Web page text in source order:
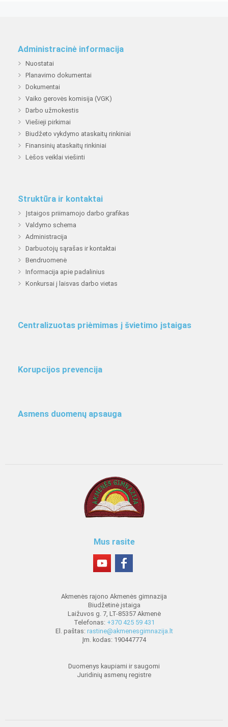
Administracinė informacija
Nuostatai
Planavimo dokumentai
Dokumentai
Vaiko gerovės komisija (VGK)
Darbo užmokestis
Viešieji pirkimai
Biudžeto vykdymo ataskaitų rinkiniai
Finansinių ataskaitų rinkiniai
Lėšos veiklai viešinti
Struktūra ir kontaktai
Įstaigos priimamojo darbo grafikas
Valdymo schema
Administracija
Darbuotojų sąrašas ir kontaktai
Bendruomenė
Informacija apie padalinius
Konkursai į laisvas darbo vietas
Centralizuotas priėmimas į švietimo įstaigas
Korupcijos prevencija
Asmens duomenų apsauga
Mus rasite
Akmenės rajono Akmenės gimnazija
Biudžetinė įstaiga
Laižuvos g. 7, LT-85357 Akmenė
Telefonas: +370 425 59 431
El. paštas: rastine@akmenesgimnazija.lt
Įm. kodas: 190447774
Duomenys kaupiami ir saugomi
Juridinių asmenų registre